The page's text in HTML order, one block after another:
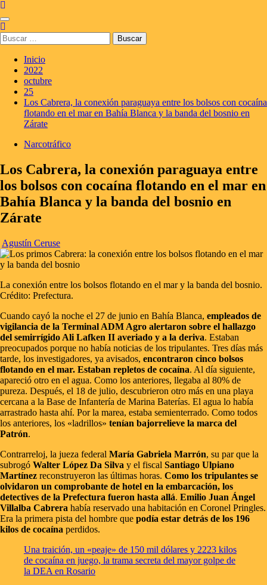
Saltar
al
contenido
Menú
principal
Buscar:
Inicio
2022
octubre
25
Los Cabrera, la conexión paraguaya entre los bolsos con cocaína
flotando en el mar en Bahía Blanca y la banda del bosnio en
Zárate
Narcotráfico
Los Cabrera, la conexión paraguaya entre
los bolsos con cocaína flotando en el mar en
Bahía Blanca y la banda del bosnio en
Zárate
Agustín Ceruse
La conexión entre los bolsos flotando en el mar y la banda del bosnio.
Crédito: Prefectura.
Cuando cayó la noche el 27 de junio en Bahía Blanca, empleados de
vigilancia de la Terminal ADM Agro alertaron sobre el hallazgo
del semirrígido Ali Lafken II averiado y a la deriva. Estaban
preocupados porque no había noticias de los tripulantes. Tres días más
tarde, los investigadores, ya avisados, encontraron cinco bolsos
flotando en el mar. Estaban repletos de cocaína. Al día siguiente,
apareció otro en el agua. Como los anteriores, llegaba al 80% de
pureza. Después, el 18 de julio, descubrieron otro más en una playa
cercana a la Base de Infantería de Marina Baterías. El agua lo había
arrastrado hasta ahí. Por la marea, estaba semienterrado. Como todos
los anteriores, los «ladrillos» tenían bajorrelieve la marca del
Patrón.
Contrarreloj, la jueza federal María Gabriela Marrón, su par que la
subrogó Walter López Da Silva y el fiscal Santiago Ulpiano
Martínez reconstruyeron las últimas horas. Como los tripulantes se
olvidaron un comprobante de hotel en la embarcación, los
detectives de la Prefectura fueron hasta allá. Emilio Juan Ángel
Villalba Cabrera había reservado una habitación en Coronel Pringles.
Era la primera pista del hombre que podía estar detrás de los 196
kilos de cocaína perdidos.
Una traición, un «peaje» de 150 mil dólares y 2223 kilos
de cocaína en juego, la trama secreta del mayor golpe de
la DEA en Rosario